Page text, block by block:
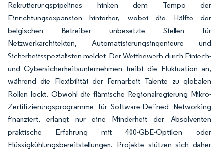
Rekrutierungspipelines hinken dem Tempo der
Einrichtungsexpansion hinterher, wobei die Hälfte der
belgischen Betreiber unbesetzte Stellen für
Netzwerkarchitekten, Automatisierungsingenieure und
Sicherheitsspezialisten meldet. Der Wettbewerb durch Fintech-
und Cybersicherheitsunternehmen treibt die Fluktuation an,
während die Flexibilität der Fernarbeit Talente zu globalen
Rollen lockt. Obwohl die flämische Regionalregierung Mikro-
Zertifizierungsprogramme für Software-Defined Networking
finanziert, erlangt nur eine Minderheit der Absolventen
praktische Erfahrung mit 400-GbE-Optiken oder
Flüssigkühlungsbereitstellungen. Projekte stützen sich daher